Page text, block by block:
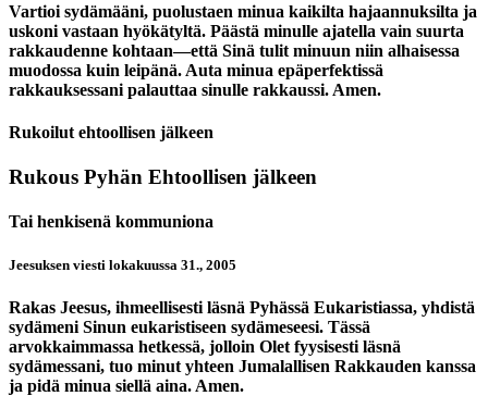
Vartioi sydämääni, puolustaen minua kaikilta hajaannuksilta ja
uskoni vastaan hyökätyltä. Päästä minulle ajatella vain suurta
rakkaudenne kohtaan—että Sinä tulit minuun niin alhaisessa
muodossa kuin leipänä. Auta minua epäperfektissä
rakkauksessani palauttaa sinulle rakkaussi. Amen.
Rukoilut ehtoollisen jälkeen
Rukous Pyhän Ehtoollisen jälkeen
Tai henkisenä kommuniona
Jeesuksen viesti lokakuussa 31., 2005
Rakas Jeesus, ihmeellisesti läsnä Pyhässä Eukaristiassa, yhdistä
sydämeni Sinun eukaristiseen sydämeseesi. Tässä
arvokkaimmassa hetkessä, jolloin Olet fyysisesti läsnä
sydämessani, tuo minut yhteen Jumalallisen Rakkauden kanssa
ja pidä minua siellä aina. Amen.